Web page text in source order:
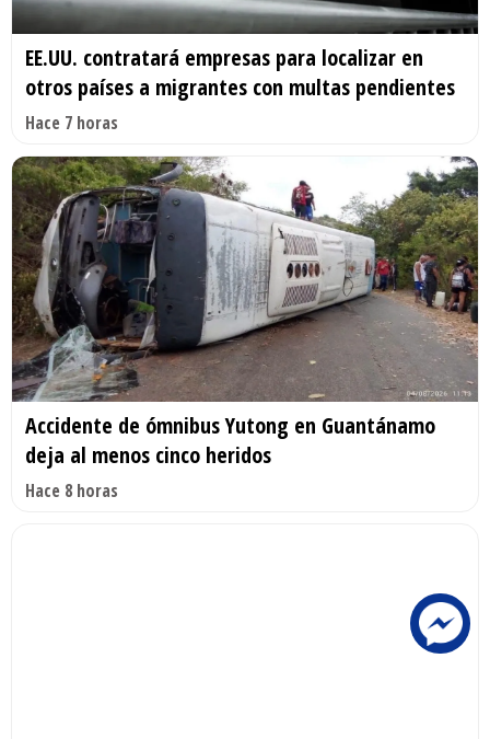
EE.UU. contratará empresas para localizar en
otros países a migrantes con multas pendientes
Hace 7 horas
Accidente de ómnibus Yutong en Guantánamo
deja al menos cinco heridos
Hace 8 horas